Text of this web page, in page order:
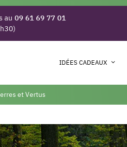
au 09 61 69 77 01
IDÉES CADEAUX
et Vertus